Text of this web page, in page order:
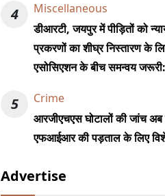
4
Miscellaneous
डीआरटी, जयपुर में पीड़ितों को
प्रकरणों का शीघ्र निस्तारण के
एसोसिएशन के बीच समन्वय
5
Crime
आरजीएचएस घोटालों की जांच
एफआईआर की पड़ताल के लिए
Advertise